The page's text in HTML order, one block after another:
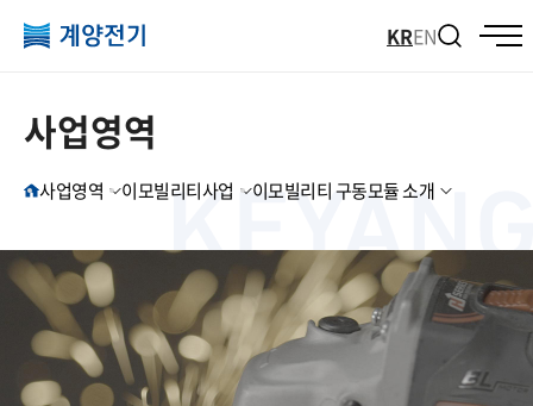
KREN
사업영역
사업영역 이모빌리티사업 이모빌리티 구동모듈 소개